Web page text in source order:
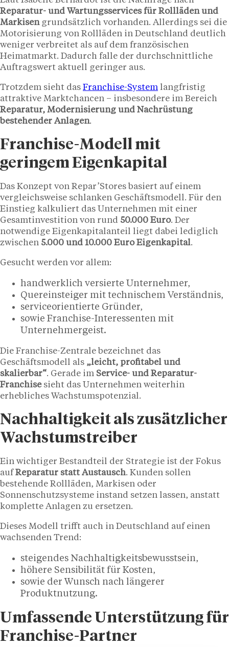
Reparatur- und Wartungsservices für Rollläden und
Markisengrundsätzlich vorhanden. Allerdings sei die
Motorisierung von Rollläden in Deutschland deutlich
weniger verbreitet als auf dem französischen
Heimatmarkt. Dadurch falle der durchschnittliche
Auftragswert aktuell geringer aus.
Trotzdem sieht das Franchise-System langfristig
attraktive Marktchancen – insbesondere im Bereich
Reparatur, Modernisierung und Nachrüstung
bestehender Anlagen.
Franchise-Modell mit
geringem Eigenkapital
Das Konzept von Repar’Stores basiert auf einem
vergleichsweise schlanken Geschäftsmodell. Für den
Einstieg kalkuliert das Unternehmen mit einer
Gesamtinvestition von rund 50.000 Euro. Der
notwendige Eigenkapitalanteil liegt dabei lediglich
zwischen 5.000 und 10.000 Euro Eigenkapital.
Gesucht werden vor allem:
handwerklich versierte Unternehmer,
Quereinsteiger mit technischem Verständnis,
serviceorientierte Gründer,
sowie Franchise-Interessenten mit
Unternehmergeist.
Die Franchise-Zentrale bezeichnet das
Geschäftsmodell als „leicht, profitabel und
skalierbar“. Gerade im Service- und Reparatur-
Franchisesieht das Unternehmen weiterhin
erhebliches Wachstumspotenzial.
Nachhaltigkeit als zusätzlicher
Wachstumstreiber
Ein wichtiger Bestandteil der Strategie ist der Fokus
aufReparatur statt Austausch. Kunden sollen
bestehende Rollläden, Markisen oder
Sonnenschutzsysteme instand setzen lassen, anstatt
komplette Anlagen zu ersetzen.
Dieses Modell trifft auch in Deutschland auf einen
wachsenden Trend:
steigendes Nachhaltigkeitsbewusstsein,
höhere Sensibilität für Kosten,
sowie der Wunsch nach längerer
Produktnutzung.
Umfassende Unterstützung für
Franchise-Partner